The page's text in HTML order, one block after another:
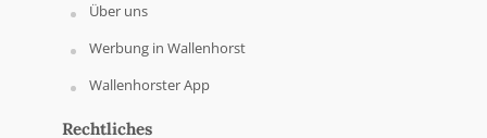
Über uns
Werbung in Wallenhorst
Wallenhorster App
Rechtliches